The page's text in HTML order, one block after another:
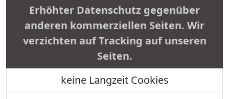
Erhöhter Datenschutz gegenüber
anderen kommerziellen Seiten. Wir
verzichten auf Tracking auf unseren
Seiten.
keine Langzeit Cookies